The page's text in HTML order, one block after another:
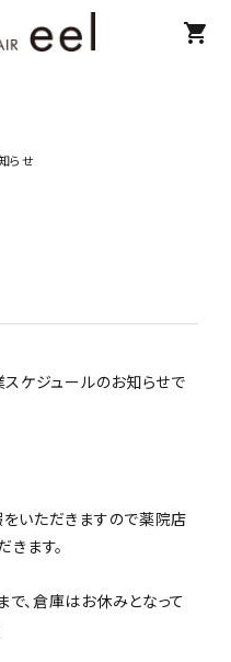
shopping_cart
search
らせ
ケジュールのお知らせで
いただきますので薬院店
ます。
、倉庫はお休みとなって